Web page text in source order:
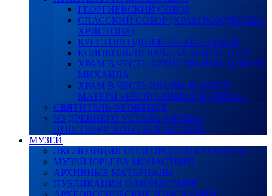
ГЕОРГИЕВСКИЙ СОБОР
СПАССКИЙ СОБОР (ХРАМ РОЖДЕСТВА
ХРИСТОВА)
КРЕСТОВОЗДВИЖЕНСКИЙ СОБОР
КОЛОКОЛЬНЯ ЮРЬЕВА МОНАСТЫРЯ
ХРАМ В ЧЕСТЬ АРХИСТРАТИГА БОЖИЯ
МИХАИЛА
ХРАМ В ЧЕСТЬ ИКОНЫ БОЖИЕЙ
МАТЕРИ «НЕОПАЛИМАЯ КУПИНА»
СВЯТИТЕЛЬ ФЕОКТИСТ
ИЗ ДРЕВНЕГО УСТАВА ЮРЬЕВА
НОВГОРОДСКОГО МОНАСТЫРЯ
МУЗЕЙ
ЭКСПОЗИЦИЯ НОВГОРОДСКОГО МУЗЕЯ
МУЗЕЙ ЮРЬЕВА МОНАСТЫРЯ
АРХИВНЫЕ МАТЕРИАЛЫ
ПУБЛИКАЦИИ О МОНАСТЫРЕ